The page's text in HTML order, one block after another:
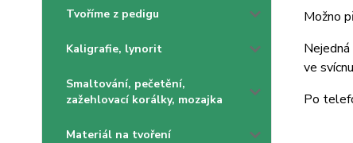
Tvoříme z pedigu
Kaligrafie, lynorit
Smaltování, pečetění,
zažehlovací korálky, mozajka
Materiál na tvoření
Možno
ve
Po